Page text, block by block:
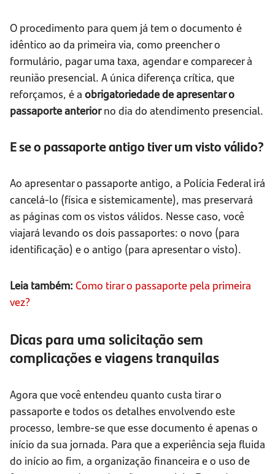
O procedimento para quem já tem o documento é
idêntico ao da primeira via, como preencher o
formulário, pagar uma taxa, agendar e comparecer à
reunião presencial. A única diferença crítica, que
reforçamos, é a obrigatoriedade de apresentar o
passaporte anteriorno dia do atendimento presencial.
E se o passaporte antigo tiver um visto válido?
Ao apresentar o passaporte antigo, a Polícia Federal irá
cancelá-lo (física e sistemicamente), mas preservará
as páginas com os vistos válidos. Nesse caso, você
viajará levando os dois passaportes: o novo (para
identificação) e o antigo (para apresentar o visto).
Leia também: Como tirar o passaporte pela primeira
vez?
Dicas para uma solicitação sem
complicações e viagens tranquilas
Agora que você entendeu quanto custa tirar o
passaporte e todos os detalhes envolvendo este
processo, lembre-se que esse documento é apenas o
início da sua jornada. Para que a experiência seja fluida
do início ao fim, a organização financeira e o uso de